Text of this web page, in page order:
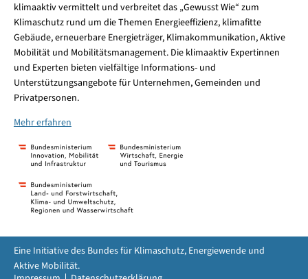
klimaaktiv vermittelt und verbreitet das „Gewusst Wie“ zum
Klimaschutz rund um die Themen Energieeffizienz, klimafitte
Gebäude, erneuerbare Energieträger, Klimakommunikation, Aktive
Mobilität und Mobilitätsmanagement. Die klimaaktiv Expertinnen
und Experten bieten vielfältige Informations- und
Unterstützungsangebote für Unternehmen, Gemeinden und
Privatpersonen.
Mehr erfahren
Eine Initiative des Bundes für Klimaschutz, Energiewende und
Aktive Mobilität.